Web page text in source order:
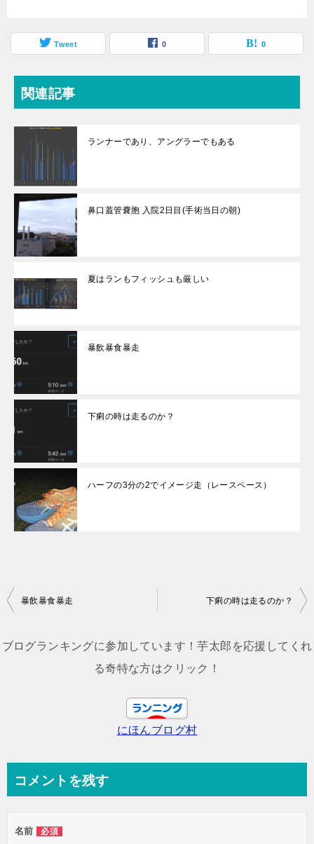
Tweet 0 0
関連記事
ランナーであり、アングラーでもある
鼻口蓋管嚢胞 入院2日目(手術当日の朝)
夏はランもフィッシュも厳しい
暴飲暴食暴走
下痢の時は走るのか？
ハーフの3分の2でイメージ走（レースペース）
投
ナ
ン
暴飲暴食暴走 下痢の時は走るのか？
ブログランキングに参加しています！芋太郎を応援してくれ
る奇特な方はクリック！
にほんブログ村
コメントを残す
名前 必須